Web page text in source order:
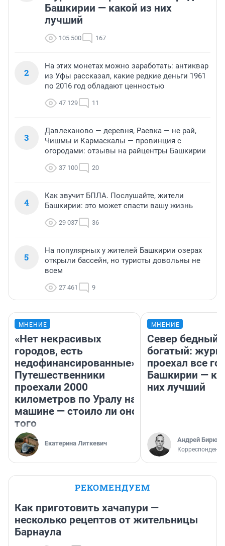
Башкирии — какой из них
лучший
105 500 167
2
На этих монетах можно заработать: антиквар
из Уфы рассказал, какие редкие деньги 1961
по 2016 год обладают ценностью
47 129 11
3
Давлеканово — деревня, Раевка — не рай,
Чишмы и Кармаскалы — провинция с
огородами: отзывы на райцентры Башкирии
37 100 20
4
Как звучит БПЛА. Послушайте, жители
Башкирии: это может спасти вашу жизнь
29 037 36
5
На популярных у жителей Башкирии озерах
открыли бассейн, но туристы довольны не
всем
27 461 9
МНЕНИЕ
«Нет некрасивых
городов, есть
недофинансированные».
Путешественники
проехали 2000
километров по Уралу на
машине — стоило ли оно
того
Екатерина Литкевич
МНЕНИЕ
Север бедный,
богатый:
проехал все
Башкирии —
них лучший
Андрей
Корреспондент
РЕКОМЕНДУЕМ
Как приготовить хачапури —
несколько рецептов от жительницы
Барнаула